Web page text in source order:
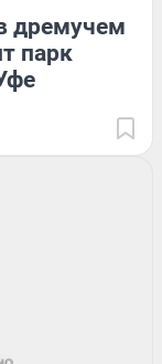
дремучем
парк